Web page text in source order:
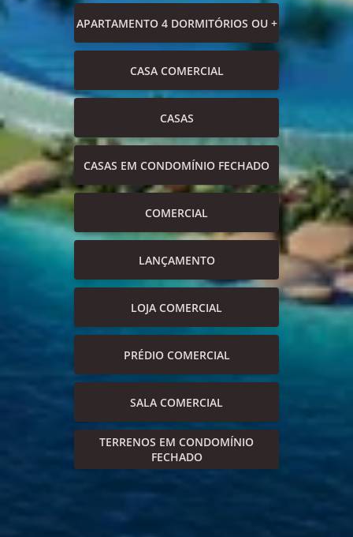
APARTAMENTO 4 DORMITÓRIOS OU +
CASA COMERCIAL
CASAS
CASAS EM CONDOMÍNIO FECHADO
COMERCIAL
LANÇAMENTO
LOJA COMERCIAL
PRÉDIO COMERCIAL
SALA COMERCIAL
TERRENOS EM CONDOMÍNIO
FECHADO